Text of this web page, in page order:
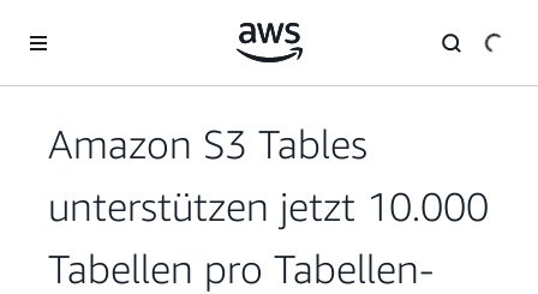
Überspringen zum Hauptinhalt
Amazon S3 Tables
unterstützen jetzt 10.000
Tabellen pro Tabellen-